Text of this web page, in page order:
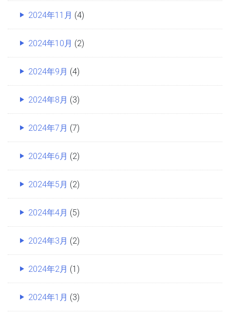
2024年11月 (4)
2024年10月 (2)
2024年9月 (4)
2024年8月 (3)
2024年7月 (7)
2024年6月 (2)
2024年5月 (2)
2024年4月 (5)
2024年3月 (2)
2024年2月 (1)
2024年1月 (3)